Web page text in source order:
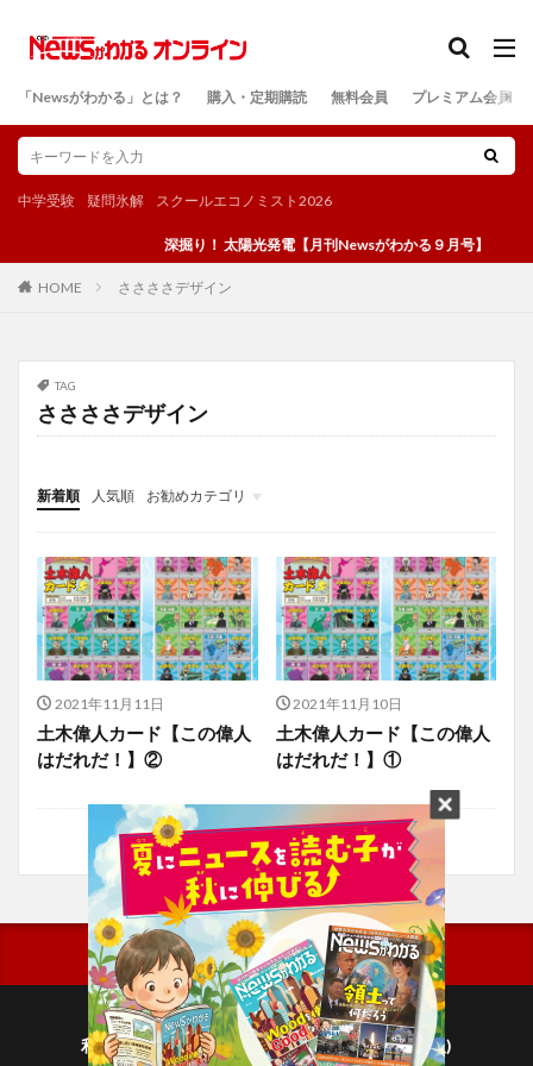
「Newsがわかる」とは？ 購入・定期購読 無料会員 プレミアム会員
中学受験 疑問氷解 スクールエコノミスト2026
深掘り！ 太陽光発電【月刊Newsがわかる９月号】
HOME ささささデザイン
TAG
ささささデザイン
新着順 人気順
お勧めカテゴリ
投稿
学び
マンガ
電子書籍
2021年11月11日
土木偉人カード【この偉人
はだれだ！】②
2021年11月10日
土木偉人カード【この偉人
はだれだ！】①
利用規約
プライバシーポリシー(毎日新聞出版)
検索